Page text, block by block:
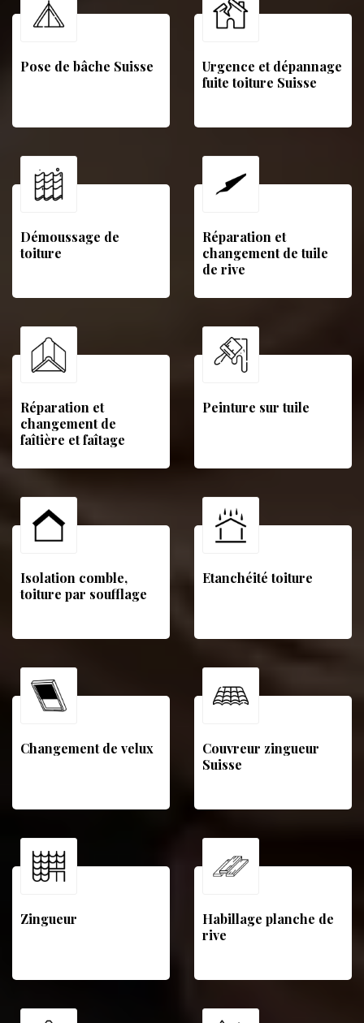
Pose de bâche Suisse
Urgence et dépannage
fuite toiture Suisse
Démoussage de
toiture
Réparation et
changement de tuile
de rive
Réparation et
changement de
faîtière et faîtage
Peinture sur tuile
Isolation comble,
toiture par soufflage
Etanchéité toiture
Changement de velux
Couvreur zingueur
Suisse
Zingueur
Habillage planche de
rive